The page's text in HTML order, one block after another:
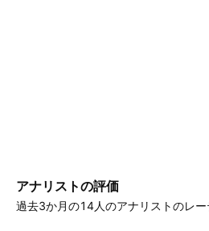
アナリストの評価
過去3か月の14人のアナリストのレー